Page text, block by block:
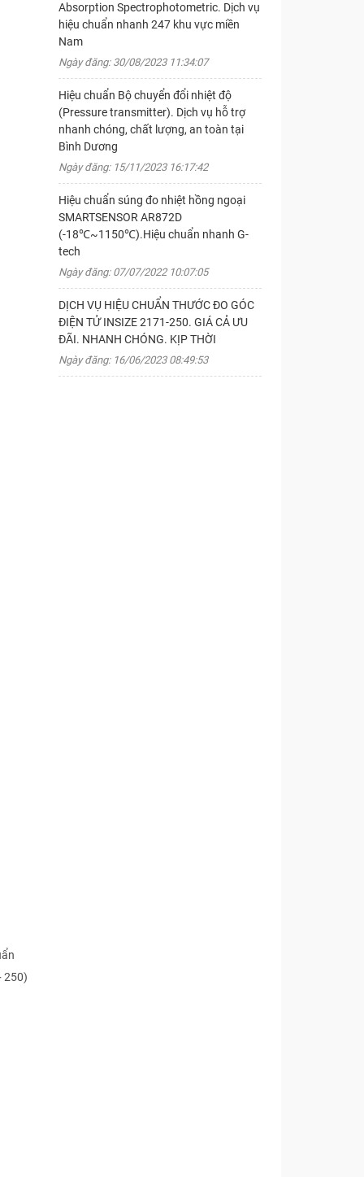
250)
Absorption Spectrophotometric. Dịch vụ
hiệu chuẩn nhanh 247 khu vực miền
Nam
Ngày đăng: 30/08/2023 11:34:07
Hiệu chuẩn Bộ chuyển đổi nhiệt độ
(Pressure transmitter). Dịch vụ hỗ trợ
nhanh chóng, chất lượng, an toàn tại
Bình Dương
Ngày đăng: 15/11/2023 16:17:42
Hiệu chuẩn súng đo nhiệt hồng ngoại
SMARTSENSOR AR872D
(-18℃~1150℃).Hiệu chuẩn nhanh G-
tech
Ngày đăng: 07/07/2022 10:07:05
DỊCH VỤ HIỆU CHUẨN THƯỚC ĐO GÓC
ĐIỆN TỬ INSIZE 2171-250. GIÁ CẢ ƯU
ĐÃI. NHANH CHÓNG. KỊP THỜI
Ngày đăng: 16/06/2023 08:49:53